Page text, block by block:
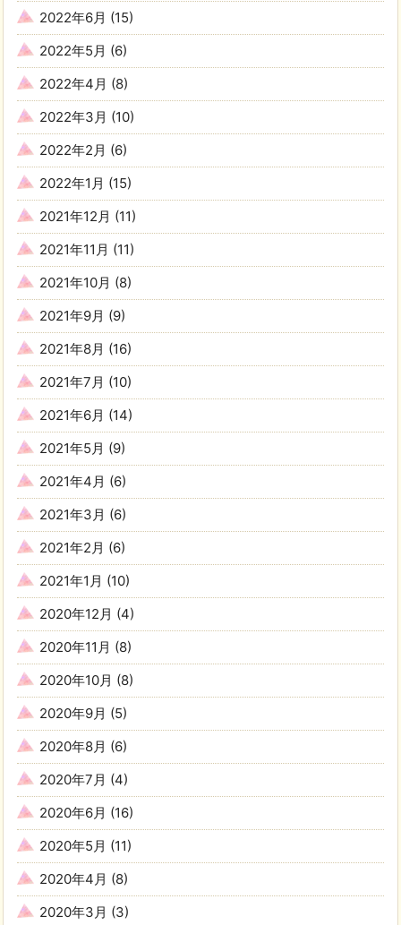
2022年6月 (15)
2022年5月 (6)
2022年4月 (8)
2022年3月 (10)
2022年2月 (6)
2022年1月 (15)
2021年12月 (11)
2021年11月 (11)
2021年10月 (8)
2021年9月 (9)
2021年8月 (16)
2021年7月 (10)
2021年6月 (14)
2021年5月 (9)
2021年4月 (6)
2021年3月 (6)
2021年2月 (6)
2021年1月 (10)
2020年12月 (4)
2020年11月 (8)
2020年10月 (8)
2020年9月 (5)
2020年8月 (6)
2020年7月 (4)
2020年6月 (16)
2020年5月 (11)
2020年4月 (8)
2020年3月 (3)